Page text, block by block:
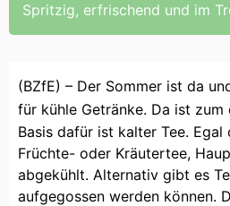
Spritzig, erfrischend und im
(BZfE) – Der Sommer ist da
für kühle Getränke. Da ist zum
Basis dafür ist kalter Tee.
Früchte- oder Kräutertee,
abgekühlt. Alternativ gibt es
aufgegossen werden können.